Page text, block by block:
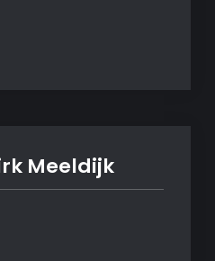
Meeldijk